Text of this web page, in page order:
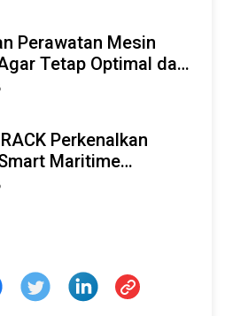
Perawatan Mesin
Tetap Optimal dan
Perkenalkan
Maritime
Berbasis AI dan IoT